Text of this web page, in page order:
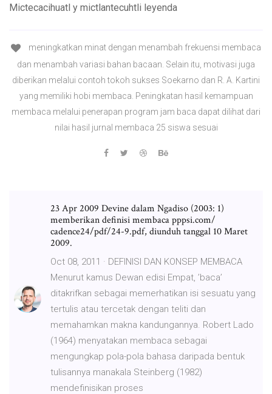
Mictecacihuatl y mictlantecuhtli leyenda
meningkatkan minat dengan menambah frekuensi membaca
dan menambah variasi bahan bacaan. Selain itu, motivasi juga
diberikan melalui contoh tokoh sukses Soekarno dan R. A. Kartini
yang memiliki hobi membaca. Peningkatan hasil kemampuan
membaca melalui penerapan program jam baca dapat dilihat dari
nilai hasil jurnal membaca 25 siswa sesuai
23 Apr 2009 Devine dalam Ngadiso (2003: 1)
memberikan definisi membaca pppsi.com/
cadence24/pdf/24-9.pdf, diunduh tanggal 10 Maret
2009.
Oct 08, 2011 · DEFINISI DAN KONSEP MEMBACA
Menurut kamus Dewan edisi Empat, ’baca’
ditakrifkan sebagai memerhatikan isi sesuatu yang
tertulis atau tercetak dengan teliti dan
memahamkan makna kandungannya. Robert Lado
(1964) menyatakan membaca sebagai
mengungkap pola-pola bahasa daripada bentuk
tulisannya manakala Steinberg (1982)
mendefinisikan proses